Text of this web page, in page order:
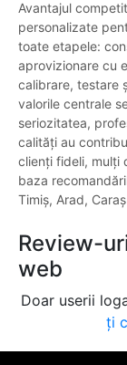
Avantajul
personalizate
toate etapele:
aprovizionare cu
calibrare, testare
valorile centrale
seriozitatea,
calități au
clienți fideli, mulți
baza
Timiș, Arad,
Review-
web
Doar userii
ți